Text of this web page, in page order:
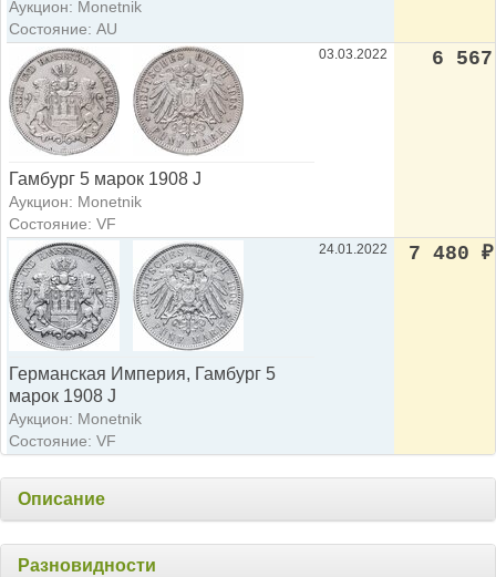
Аукцион: Monetnik
Состояние: AU
Гамбург 5 марок 1908 J
Аукцион: Monetnik
Состояние: VF
03.03.2022 6 567
Германская Империя, Гамбург 5
марок 1908 J
Аукцион: Monetnik
Состояние: VF
24.01.2022 7 480 ₽
Описание
Разновидности